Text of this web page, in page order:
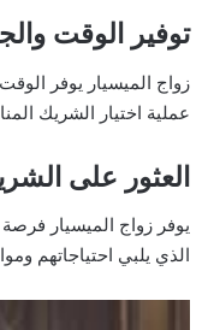
توفير الوقت
زواج الميسيار يوفر
عملية اختيار الشريك
العثور على
يوفر زواج الميسيار
الذي يلبي احتياجاتهم